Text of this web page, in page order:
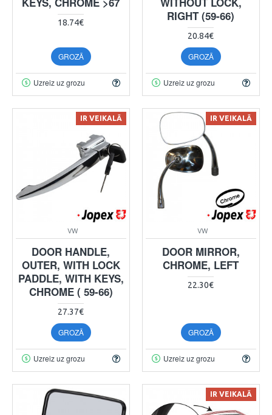
18.74€
GROZĀ
Uzreiz uz grozu
RIGHT (59-66)
20.84€
GROZĀ
Uzreiz uz grozu
IR VEIKALĀ
VW
DOOR HANDLE,
OUTER, WITH LOCK
PADDLE, WITH KEYS,
CHROME ( 59-66)
27.37€
GROZĀ
Uzreiz uz grozu
IR VEIKALĀ
VW
DOOR MIRROR,
CHROME, LEFT
22.30€
GROZĀ
Uzreiz uz grozu
IR VEIKALĀ